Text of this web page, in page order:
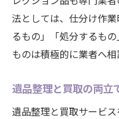
法としては、仕分け作
るもの」「処分するも
ものは積極的に業者へ相
遺品整理と買取の両立
遺品整理と買取サービ